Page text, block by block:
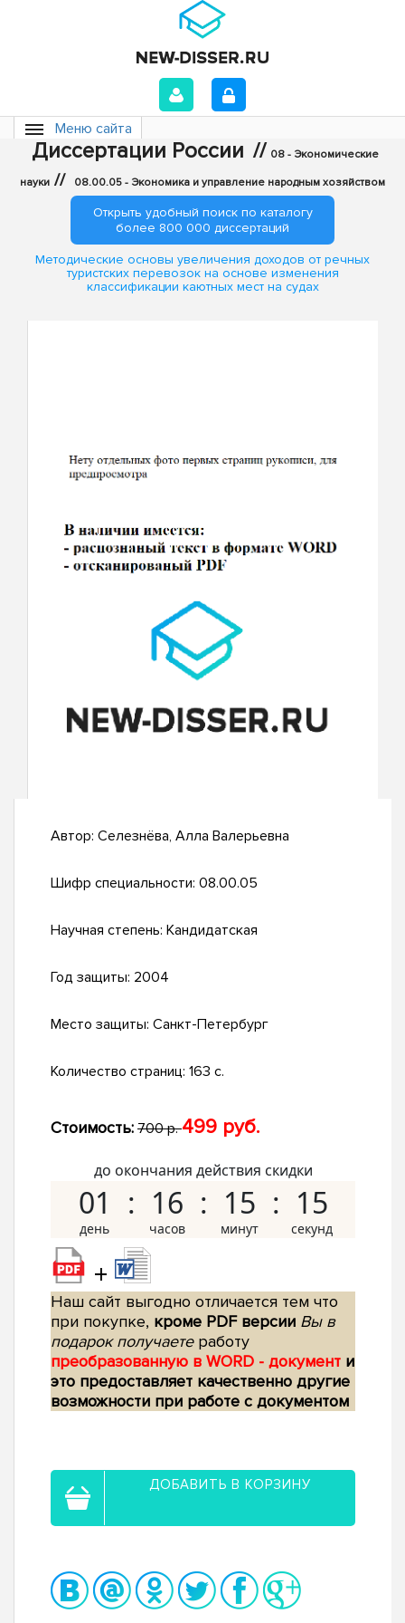
Меню сайта
Диссертации России // 08 - Экономические
науки // 08.00.05 - Экономика и управление народным хозяйством
Открыть удобный поиск по каталогу
более 800 000 диссертаций
Методические основы увеличения доходов от речных
туристских перевозок на основе изменения
классификации каютных мест на судах
Автор: Селезнёва, Алла Валерьевна
Шифр специальности: 08.00.05
Научная степень: Кандидатская
Год защиты: 2004
Место защиты: Санкт-Петербург
Количество страниц: 163 с.
Стоимость: 700 р.499 руб.
до окончания действия скидки
01 16 15 15
+
Наш сайт выгодно отличается тем что
при покупке, кроме PDF версии Вы в
подарок получаетеработу
преобразованную в WORD - документ и
это предоставляет качественно другие
возможности при работе с документом
ДОБАВИТЬ В КОРЗИНУ